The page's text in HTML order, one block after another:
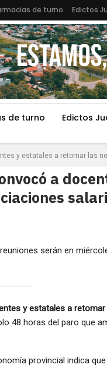
de turno Edictos
de turno Edictos
y estatales a retomar las
a
serán en
y estatales a
48 horas del paro que
provincial indica